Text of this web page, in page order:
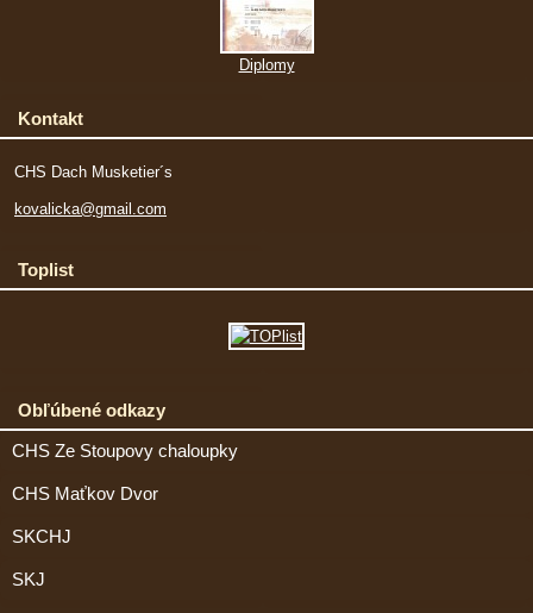
Diplomy
Kontakt
CHS Dach Musketier´s
kovalicka@gmail.com
Toplist
Obľúbené odkazy
CHS Ze Stoupovy chaloupky
CHS Maťkov Dvor
SKCHJ
SKJ